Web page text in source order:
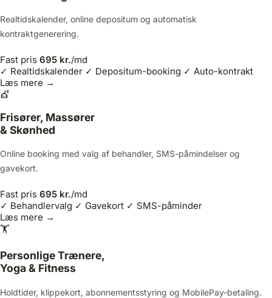
Realtidskalender, online depositum og automatisk
kontraktgenerering.
Fast pris 695 kr./md
✓ Realtidskalender ✓ Depositum-booking ✓ Auto-kontrakt
Læs mere →
💇
Frisører, Massører
& Skønhed
Online booking med valg af behandler, SMS-påmindelser og
gavekort.
Fast pris 695 kr./md
✓ Behandlervalg ✓ Gavekort ✓ SMS-påminder
Læs mere →
🏋️
Personlige Trænere,
Yoga & Fitness
Holdtider, klippekort, abonnementsstyring og MobilePay-betaling.